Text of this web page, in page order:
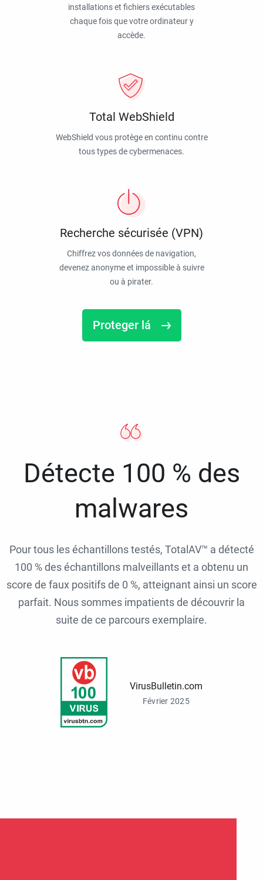
installations et fichiers exécutables
chaque fois que votre ordinateur y
accède.
Total WebShield
WebShield vous protège en continu contre
tous types de cybermenaces.
Recherche sécurisée (VPN)
Chiffrez vos données de navigation,
devenez anonyme et impossible à suivre
ou à pirater.
Proteger lá
Détecte 100 % des
malwares
Pour tous les échantillons testés, TotalAV™ a détecté
100 % des échantillons malveillants et a obtenu un
score de faux positifs de 0 %, atteignant ainsi un score
parfait. Nous sommes impatients de découvrir la
suite de ce parcours exemplaire.
VirusBulletin.com
Février 2025